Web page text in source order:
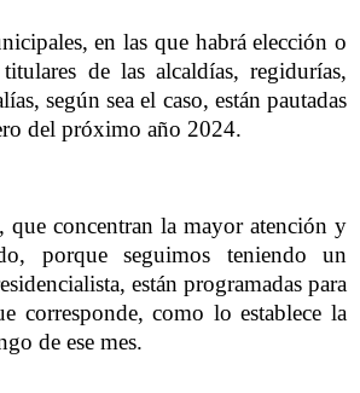
en las que habrá elección o
de las alcaldías, regidurías,
según sea el caso, están pautadas
del próximo año 2024.
que concentran la mayor atención y
porque seguimos teniendo un
están programadas para
corresponde, como lo establece la
de ese mes.